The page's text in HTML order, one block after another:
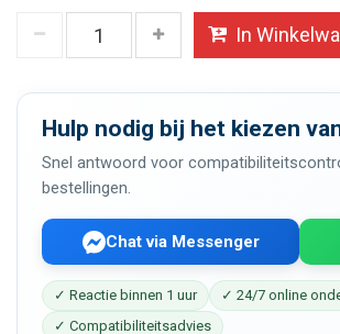
In
Hulp nodig bij het kiezen
Snel antwoord voor
bestellingen.
Chat via Messenger
✓ Reactie binnen 1 uur
✓ 24/7 online
✓ Compatibiliteitsadvies